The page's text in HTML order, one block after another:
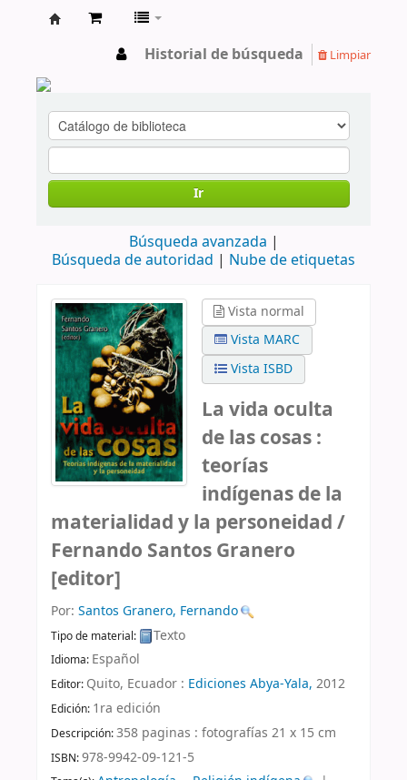
Historial de búsqueda Limpiar
Ir
Búsqueda avanzada
Búsqueda de autoridad
Nube de etiquetas
Vista normal
Vista MARC
Vista ISBD
La vida oculta
de las cosas :
teorías
indígenas de la
materialidad y la personeidad /
Fernando Santos Granero
[editor]
Por: Santos Granero, Fernando
Tipo de material: Texto
Idioma: Español
Editor: Quito, Ecuador : Ediciones Abya-Yala, 2012
Edición: 1ra edición
Descripción:358 paginas : fotografías 21 x 15 cm
ISBN:978-9942-09-121-5